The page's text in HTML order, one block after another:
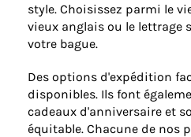
style. Choisissez parmi le
vieux anglais ou le lettrage
votre bague.
Des options d'expédition
disponibles. Ils font
cadeaux d'anniversaire et
équitable. Chacune de nos